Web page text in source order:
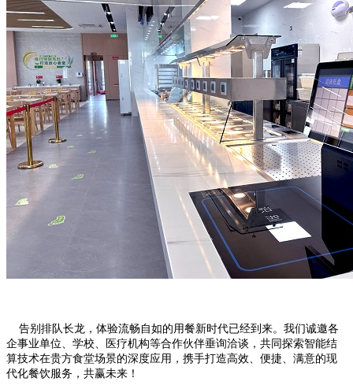
告别排队长龙，体验流畅自如的用餐新时代已经到来。我们诚邀各
企事业单位、学校、医疗机构等合作伙伴垂询洽谈，共同探索智能结
算技术在贵方食堂场景的深度应用，携手打造高效、便捷、满意的现
代化餐饮服务，共赢未来！